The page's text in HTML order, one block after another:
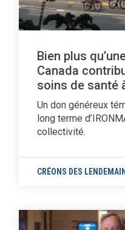
Bien plus
Canada
soins de santé
Un don généreux
long terme
collectivité.
CRÉONS DES